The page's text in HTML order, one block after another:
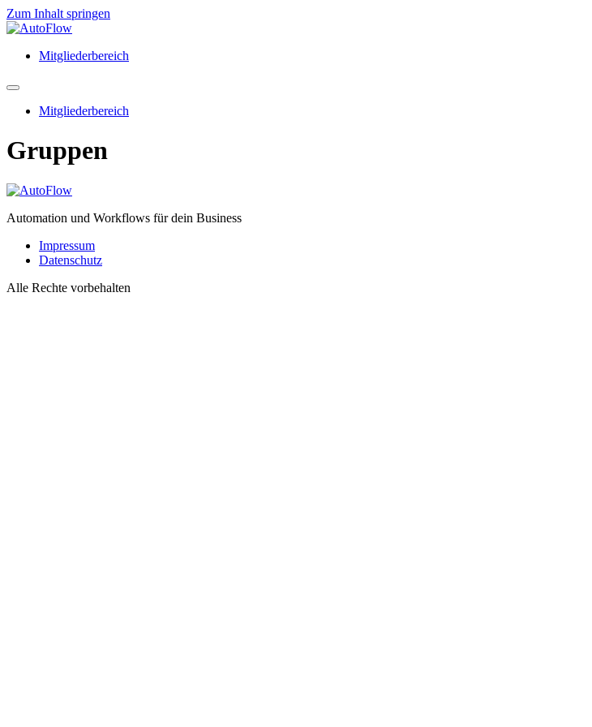
Zum Inhalt springen
Mitgliederbereich
Mitgliederbereich
Gruppen
Automation und Workflows für dein Business
Impressum
Datenschutz
Alle Rechte vorbehalten